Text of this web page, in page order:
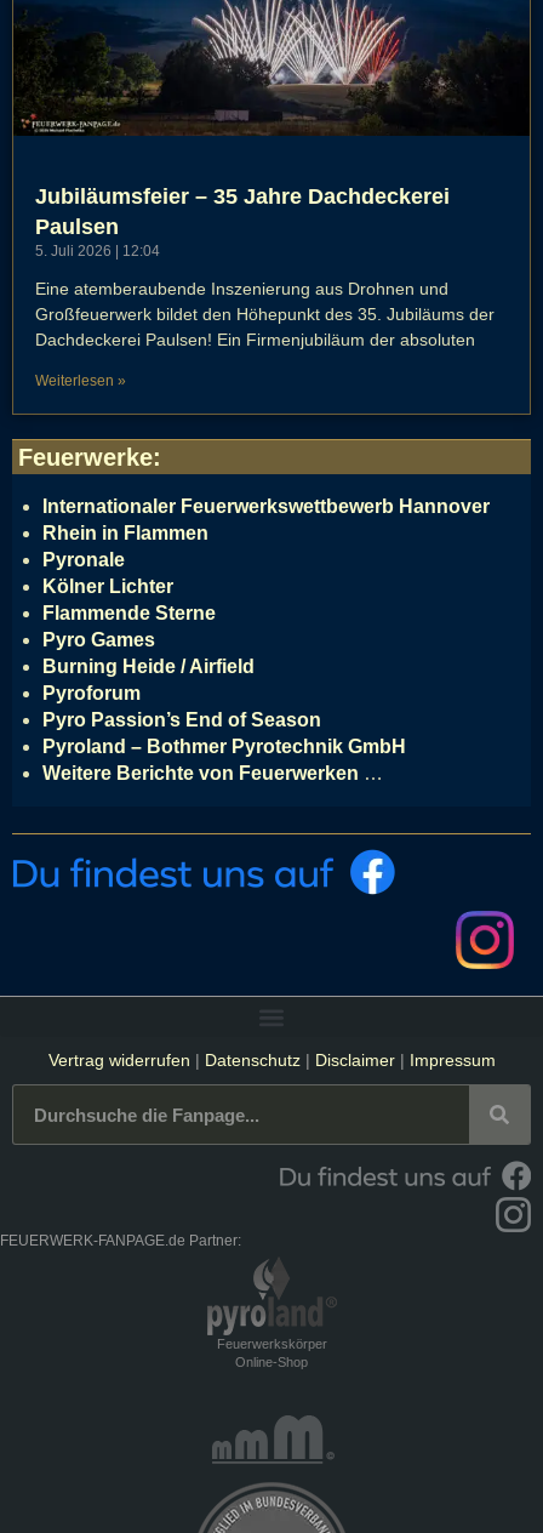
Jubiläumsfeier – 35 Jahre Dachdeckerei
Paulsen
5. Juli 2026 12:04
Eine atemberaubende Inszenierung aus Drohnen und
Großfeuerwerk bildet den Höhepunkt des 35. Jubiläums der
Dachdeckerei Paulsen! Ein Firmenjubiläum der absoluten
Weiterlesen »
Feuerwerke:
Internationaler Feuerwerkswettbewerb Hannover
Rhein in Flammen
Pyronale
Kölner Lichter
Flammende Sterne
Pyro Games
Burning Heide / Airfield
Pyroforum
Pyro Passion’s End of Season
Pyroland – Bothmer Pyrotechnik GmbH
Weitere Berichte von Feuerwerken …
Vertrag widerrufen | Datenschutz| Disclaimer| Impressum
FEUERWERK-FANPAGE.de Partner:
Feuerwerkskörper
Online-Shop